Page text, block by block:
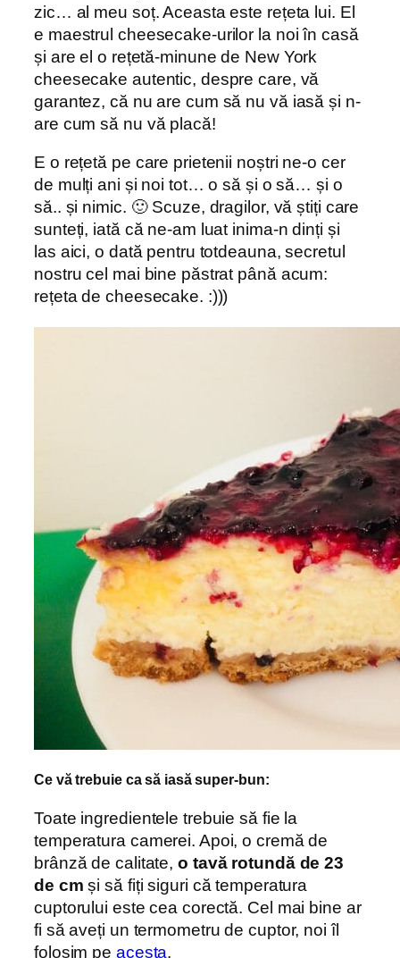
zic… al meu soț. Aceasta este rețeta lui. El
e maestrul cheesecake-urilor la noi în casă
și are el o rețetă-minune de New York
cheesecake autentic, despre care, vă
garantez, că nu are cum să nu vă iasă și n-
are cum să nu vă placă!
E o rețetă pe care prietenii noștri ne-o cer
de mulți ani și noi tot… o să și o să… și o
să.. și nimic. 🙂 Scuze, dragilor, vă știți care
sunteți, iată că ne-am luat inima-n dinți și
las aici, o dată pentru totdeauna, secretul
nostru cel mai bine păstrat până acum:
rețeta de cheesecake. :)))
Ce vă trebuie ca să iasă super-bun:
Toate ingredientele trebuie să fie la
temperatura camerei. Apoi, o cremă de
brânză de calitate, o tavă rotundă de 23
de cm și să fiți siguri că temperatura
cuptorului este cea corectă. Cel mai bine ar
fi să aveți un termometru de cuptor, noi îl
folosim pe acesta.